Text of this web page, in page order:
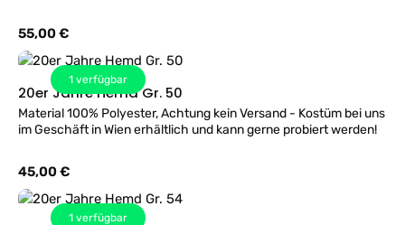
Regulärer Preis:
55,00 €
1 verfügbar
20er Jahre Hemd Gr. 50
Material 100% Polyester, Achtung kein Versand - Kostüm bei uns
im Geschäft in Wien erhältlich und kann gerne probiert werden!
Regulärer Preis:
45,00 €
1 verfügbar